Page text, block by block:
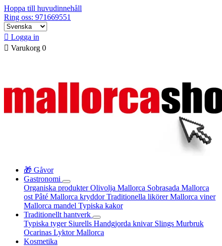
Hoppa till huvudinnehåll
Ring oss: 971669551
 Logga in
 Varukorg 0
🎁 Gåvor
Gastronomi
Organiska produkterOlivolja Mallorca Sobrasada Mallorca
ost Pâté Mallorca kryddorTraditionella likörerMallorca viner
Mallorca mandel Typiska kakor
Traditionellt hantverk
Typiska tyger Siurells Handgjorda knivar Slings Murbruk
Ocarinas Lyktor Mallorca
Kosmetika